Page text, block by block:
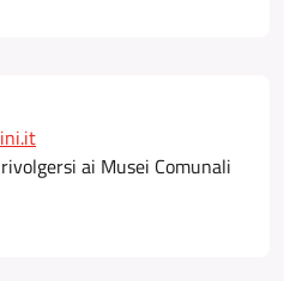
ai Musei Comunali